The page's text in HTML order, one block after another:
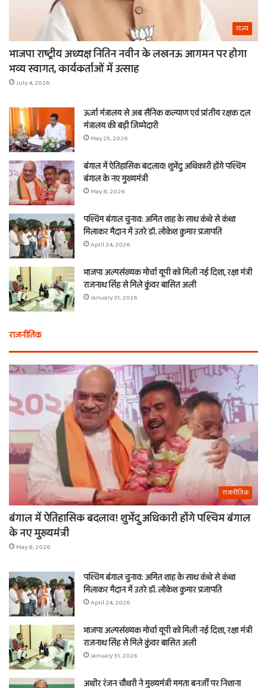
राज्य
भाजपा राष्ट्रीय अध्यक्ष नितिन नवीन के लखनऊ आगमन पर होगा
भव्य स्वागत, कार्यकर्ताओं में उत्साह
July 4, 2026
ऊर्जा मंत्रालय से अब सैनिक कल्याण एवं प्रांतीय रक्षक दल
मंत्रालय की बड़ी जिम्मेदारी
May 25, 2026
बंगाल में ऐतिहासिक बदलाव! शुभेंदु अधिकारी होंगे पश्चिम
बंगाल के नए मुख्यमंत्री
May 8, 2026
पश्चिम बंगाल चुनाव: अमित शाह के साथ कंधे से कंधा
मिलाकर मैदान में उतरे डॉ. लोकेश कुमार प्रजापति
April 24, 2026
भाजपा अल्पसंख्यक मोर्चा यूपी को मिली नई दिशा, रक्षा मंत्री
राजनाथ सिंह से मिले कुंवर बासित अली
January 31, 2026
राजनीतिक
राजनीतिक
बंगाल में ऐतिहासिक बदलाव! शुभेंदु अधिकारी होंगे पश्चिम बंगाल
के नए मुख्यमंत्री
May 8, 2026
पश्चिम बंगाल चुनाव: अमित शाह के साथ कंधे से कंधा
मिलाकर मैदान में उतरे डॉ. लोकेश कुमार प्रजापति
April 24, 2026
भाजपा अल्पसंख्यक मोर्चा यूपी को मिली नई दिशा, रक्षा मंत्री
राजनाथ सिंह से मिले कुंवर बासित अली
January 31, 2026
अधीर रंजन चौधरी ने मुख्यमंत्री ममता बनर्जी पर निशाना